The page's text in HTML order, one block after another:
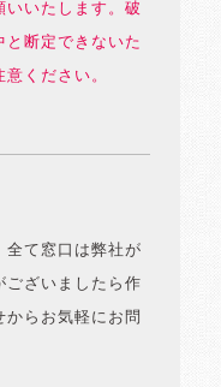
いいたします。破
と断定できないた
ください。
全て窓口は弊社が
ございましたら作
らお気軽にお問